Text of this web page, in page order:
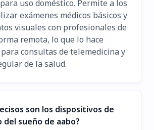
uso doméstico. Permite a los
exámenes médicos básicos y
visuales con profesionales de
remota, lo que lo hace
consultas de telemedicina y
de la salud.
son los dispositivos de
sueño de aabo?